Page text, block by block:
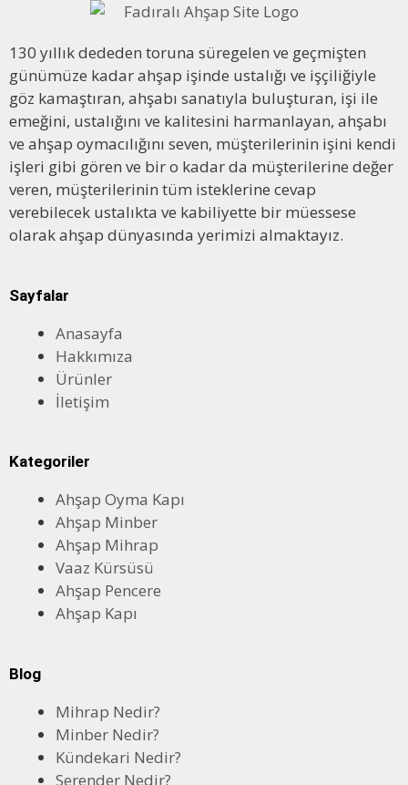
130 yıllık dededen toruna süregelen ve geçmişten
günümüze kadar ahşap işinde ustalığı ve işçiliğiyle
göz kamaştıran, ahşabı sanatıyla buluşturan, işi ile
emeğini, ustalığını ve kalitesini harmanlayan, ahşabı
ve ahşap oymacılığını seven, müşterilerinin işini kendi
işleri gibi gören ve bir o kadar da müşterilerine değer
veren, müşterilerinin tüm isteklerine cevap
verebilecek ustalıkta ve kabiliyette bir müessese
olarak ahşap dünyasında yerimizi almaktayız.
Sayfalar
Anasayfa
Hakkımıza
Ürünler
İletişim
Kategoriler
Ahşap Oyma Kapı
Ahşap Minber
Ahşap Mihrap
Vaaz Kürsüsü
Ahşap Pencere
Ahşap Kapı
Blog
Mihrap Nedir?
Minber Nedir?
Kündekari Nedir?
Serender Nedir?